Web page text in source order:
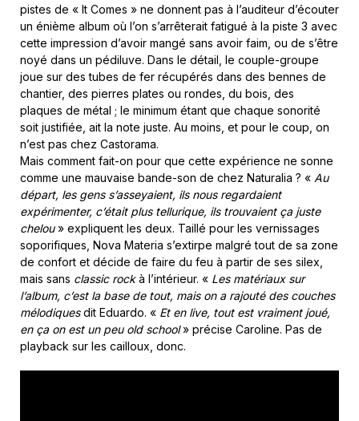
pistes de « It Comes » ne donnent pas à l’auditeur d’écouter
un énième album où l’on s’arrêterait fatigué à la piste 3 avec
cette impression d’avoir mangé sans avoir faim, ou de s’être
noyé dans un pédiluve. Dans le détail, le couple-groupe
joue sur des tubes de fer récupérés dans des bennes de
chantier, des pierres plates ou rondes, du bois, des
plaques de métal ; le minimum étant que chaque sonorité
soit justifiée, ait la note juste. Au moins, et pour le coup, on
n’est pas chez Castorama.
Mais comment fait-on pour que cette expérience ne sonne
comme une mauvaise bande-son de chez Naturalia ? « Au
départ, les gens s’asseyaient, ils nous regardaient
expérimenter, c’était plus tellurique, ils trouvaient ça juste
chelou» expliquent les deux. Taillé pour les vernissages
soporifiques, Nova Materia s’extirpe malgré tout de sa zone
de confort et décide de faire du feu à partir de ses silex,
mais sans classic rockà l’intérieur. « Les matériaux sur
l’album, c’est la base de tout, mais on a rajouté des couches
mélodiquesdit Eduardo. « Et en live, tout est vraiment joué,
en ça on est un peu old school» précise Caroline. Pas de
playback sur les cailloux, donc.